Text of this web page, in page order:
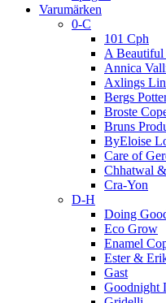
Varumärken
0-C
101 Cph
A Beautiful
Annica
Axlings
Bergs
Broste
Bruns
ByEloise
Care of
Chhatwal
Cra-Yon
D-H
Doing
Eco Grow
Enamel
Ester &
Gast
Goodnight